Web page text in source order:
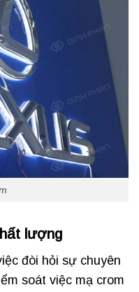
lượng
đòi hỏi sự chuyên
soát việc mạ crom